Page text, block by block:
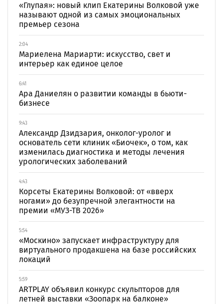
«Глупая»: новый клип Екатерины Волковой уже
называют одной из самых эмоциональных
премьер сезона
2:04
Мариелена Мариарти: искусство, свет и
интерьер как единое целое
6:41
Ара Даниелян о развитии команды в бьюти-
бизнесе
9:43
Александр Дзидзария, онколог-уролог и
основатель сети клиник «Биочек», о том, как
изменилась диагностика и методы лечения
урологических заболеваний
4:43
Корсеты Екатерины Волковой: от «вверх
ногами» до безупречной элегантности на
премии «МУЗ-ТВ 2026»
5:54
«Москино» запускает инфраструктуру для
виртуального продакшена на базе российских
локаций
5:59
ARTPLAY объявил конкурс скульпторов для
летней выставки «Зоопарк на балконе»